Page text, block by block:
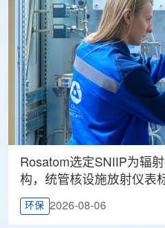
Rosatom选定SNIIP为辐
构，统管核设施放射仪表
环保 2026-08-06